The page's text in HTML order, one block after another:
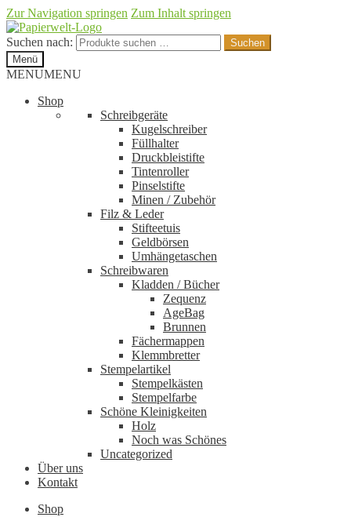
Zur Navigation springen Zum Inhalt springen
Suchen nach:
Suchen
Menü
MENUMENU
Shop
Schreibgeräte
Kugelschreiber
Füllhalter
Druckbleistifte
Tintenroller
Pinselstifte
Minen / Zubehör
Filz & Leder
Stifteetuis
Geldbörsen
Umhängetaschen
Schreibwaren
Kladden / Bücher
Zequenz
AgeBag
Brunnen
Fächermappen
Klemmbretter
Stempelartikel
Stempelkästen
Stempelfarbe
Schöne Kleinigkeiten
Holz
Noch was Schönes
Uncategorized
Über uns
Kontakt
Shop